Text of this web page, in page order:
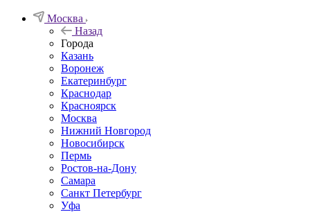
Москва
Назад
Города
Казань
Воронеж
Екатеринбург
Краснодар
Красноярск
Москва
Нижний Новгород
Новосибирск
Пермь
Ростов-на-Дону
Самара
Санкт Петербург
Уфа